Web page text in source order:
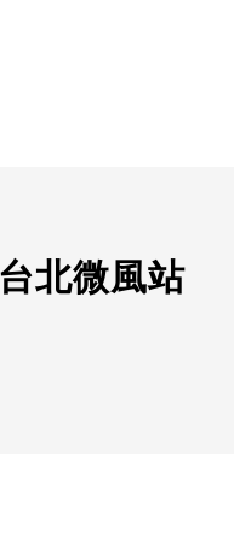
北微風站